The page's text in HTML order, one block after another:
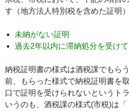
す（地方法人特別税を含めた証明）
未納がない証明
過去2年以内に滞納処分を受け
納税証明書の様式は酒税課でもら
前、もらった様式で納税証明書を
口で証明を受けられないというト
いうのも、 酒税課の様式(市税)は「